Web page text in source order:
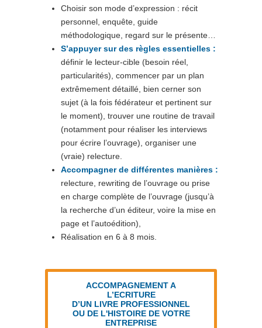
Choisir son mode d’expression : récit
personnel, enquête, guide
méthodologique, regard sur le présente…
S’appuyer sur des règles essentielles :
définir le lecteur-cible (besoin réel,
particularités), commencer par un plan
extrêmement détaillé, bien cerner son
sujet (à la fois fédérateur et pertinent sur
le moment), trouver une routine de travail
(notamment pour réaliser les interviews
pour écrire l’ouvrage), organiser une
(vraie) relecture.
Accompagner de différentes manières :
relecture, rewriting de l’ouvrage ou prise
en charge complète de l’ouvrage (jusqu’à
la recherche d’un éditeur, voire la mise en
page et l’autoédition),
Réalisation en 6 à 8 mois.
ACCOMPAGNEMENT A
L’ECRITURE
D’UN LIVRE PROFESSIONNEL
OU DE L'HISTOIRE DE VOTRE
ENTREPRISE